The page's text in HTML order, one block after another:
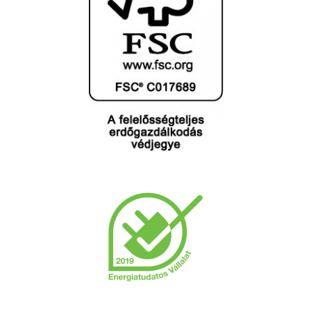
Részleges erdőlátogatási korlátozás
2025. évi szarvasbőgés idején